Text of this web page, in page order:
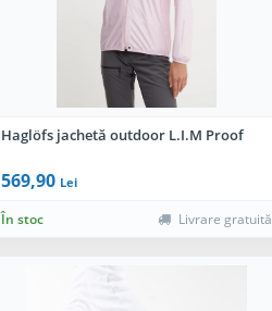
Haglöfs jachetă outdoor L.I.M Proof
569,90 Lei
În stoc Livrare gratuită